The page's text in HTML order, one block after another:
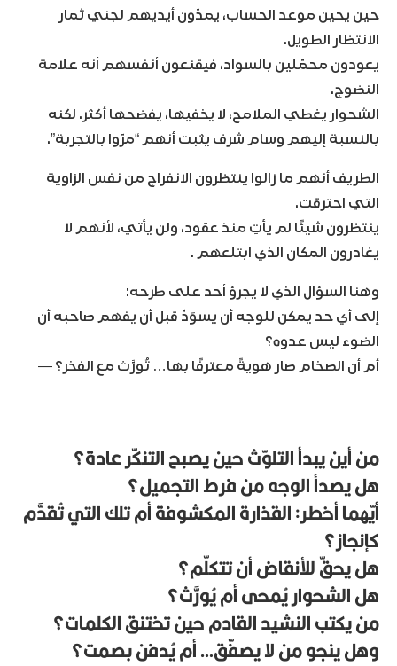
حين يحين موعد الحساب، يمدّون أيديهم لجني ثمار
الانتظار الطويل.
يعودون محمّلين بالسواد، فيقنعون أنفسهم أنه علامة
النضوج.
الشحوار يغطي الملامح، لا يخفيها، يفضحها أكثر. لكنه
بالنسبة إليهم وسام شرف يثبت أنهم “مرّوا بالتجربة”.
الطريف أنهم ما زالوا ينتظرون الانفراج من نفس الزاوية
التي احترقت.
ينتظرون شيئًا لم يأتِ منذ عقود، ولن يأتي، لأنهم لا
يغادرون المكان الذي ابتلعهم .
وهنا السؤال الذي لا يجرؤ أحد على طرحه:
إلى أي حد يمكن للوجه أن يسوَدّ قبل أن يفهم صاحبه أن
الضوء ليس عدوه؟
أم أن الصخام صار هويةً معترفًا بها… تُورَّث مع الفخر؟ —
من أين يبدأ التلوّث حين يصبح التنكّر عادة؟
هل يصدأ الوجه من فرط التجميل؟
أيّهما أخطر: القذارة المكشوفة أم تلك التي تُقدَّم
كإنجاز؟
هل يحقّ للأنقاض أن تتكلّم؟
هل الشحوار يُمحى أم يُورَّث؟
من يكتب النشيد القادم حين تختنق الكلمات؟
وهل ينجو من لا يصفّق… أم يُدفن بصمت؟